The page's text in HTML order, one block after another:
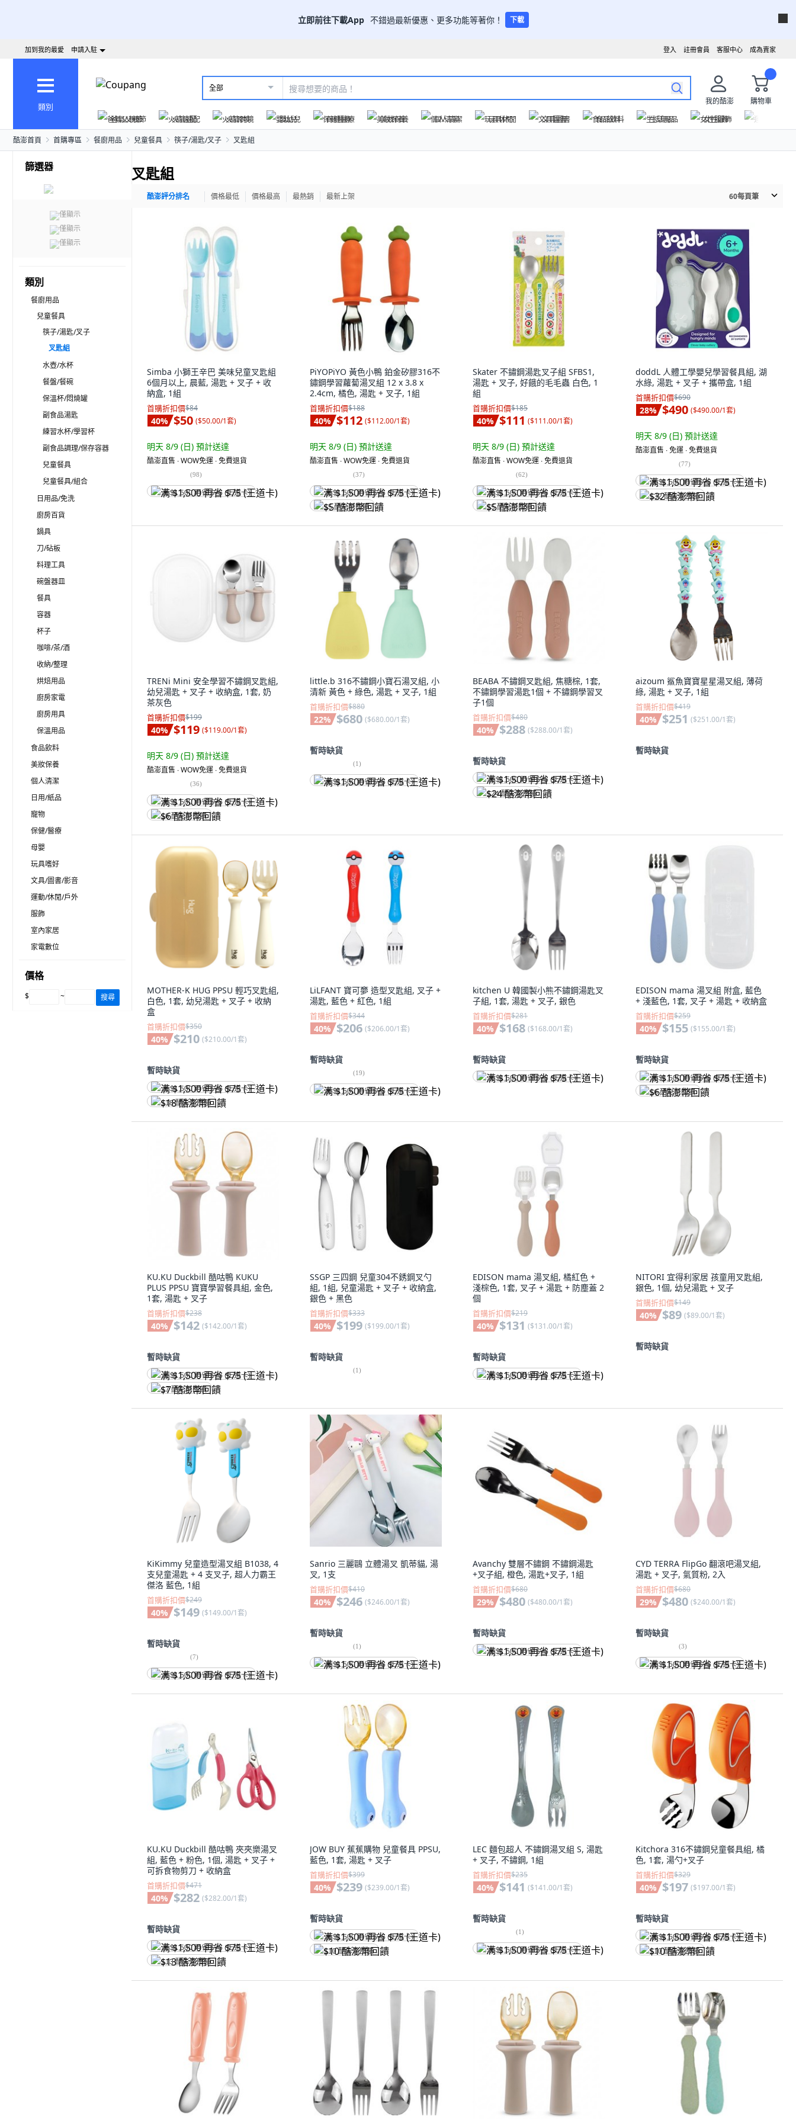
立即前往下載App 不錯過最新優惠、更多功能等著你！ 下載
成為賣家
客服中心
註冊會員
登入
加到我的最愛 申請入駐
類別
全部
我的酷澎
購物車
爸氣父親節
火箭速配 火箭跨境 嬰幼兒 保健醫療 美妝保養 個人清潔 玩具休閒 文具圖書 食品飲料 生活用品 女性服飾
酷澎首頁 首購專區 餐廚用品 兒童餐具 筷子/湯匙/叉子 叉匙組
篩選器
僅顯示
僅顯示
僅顯示
類別
餐廚用品
兒童餐具
筷子/湯匙/叉子
叉匙組
水壺/水杯
餐盤/餐碗
保溫杯/悶燒罐
副食品湯匙
練習水杯/學習杯
副食品調理/保存容器
兒童餐具
兒童餐具/組合
日用品/免洗
廚房百貨
鍋具
刀/砧板
料理工具
碗盤器皿
餐具
容器
杯子
咖啡/茶/酒
收納/整理
烘焙用品
廚房家電
廚房用具
保溫用品
食品飲料
美妝保養
個人清潔
日用/紙品
寵物
保健/醫療
母嬰
玩具嗜好
文具/圖書/影音
運動/休閒/戶外
服飾
室內家居
家電數位
價格
$ ~ 搜尋
叉匙組
酷澎評分排名 價格最低 價格最高 最熱銷 最新上架 60每頁筆
Simba 小獅王辛巴 美味兒童叉匙組
6個月以上, 晨藍, 湯匙 + 叉子 + 收
納盒, 1組
首購折扣價$84
40% $50 ($50.00/1套)
明天 8/9 (日) 預計送達
酷澎直售 ∙ WOW免運 ∙ 免費退貨
(98)
满 $1,500 再省 $75 (王道卡)
PiYOPiYO 黃色小鴨 鉑金矽膠316不
鏽鋼學習蘿蔔湯叉組 12 x 3.8 x
2.4cm, 橘色, 湯匙 + 叉子, 1組
首購折扣價$188
40% $112 ($112.00/1套)
明天 8/9 (日) 預計送達
酷澎直售 ∙ WOW免運 ∙ 免費退貨
(37)
满 $1,500 再省 $75 (王道卡)
$5 酷澎幣回饋
Skater 不鏽鋼湯匙叉子組 SFBS1,
湯匙 + 叉子, 好餓的毛毛蟲 白色, 1
組
首購折扣價$185
40% $111 ($111.00/1套)
明天 8/9 (日) 預計送達
酷澎直售 ∙ WOW免運 ∙ 免費退貨
(62)
满 $1,500 再省 $75 (王道卡)
$5 酷澎幣回饋
doddL 人體工學嬰兒學習餐具組, 湖
水綠, 湯匙 + 叉子 + 攜帶盒, 1組
首購折扣價$690
28% $490 ($490.00/1套)
明天 8/9 (日) 預計送達
酷澎直售 ∙ 免運 ∙ 免費退貨
(77)
满 $1,500 再省 $75 (王道卡)
$32 酷澎幣回饋
TRENi Mini 安全學習不鏽鋼叉匙組,
幼兒湯匙 + 叉子 + 收納盒, 1套, 奶
茶灰色
首購折扣價$199
40% $119 ($119.00/1套)
明天 8/9 (日) 預計送達
酷澎直售 ∙ WOW免運 ∙ 免費退貨
(36)
满 $1,500 再省 $75 (王道卡)
$6 酷澎幣回饋
little.b 316不鏽鋼小寶石湯叉組, 小
清新 黃色 + 綠色, 湯匙 + 叉子, 1組
首購折扣價$880
22% $680 ($680.00/1套)
暫時缺貨
(1)
满 $1,500 再省 $75 (王道卡)
BEABA 不鏽鋼叉匙組, 焦糖棕, 1套,
不鏽鋼學習湯匙1個 + 不鏽鋼學習叉
子1個
首購折扣價$480
40% $288 ($288.00/1套)
暫時缺貨
满 $1,500 再省 $75 (王道卡)
$24 酷澎幣回饋
aizoum 鯊魚寶寶星星湯叉組, 薄荷
綠, 湯匙 + 叉子, 1組
首購折扣價$419
40% $251 ($251.00/1套)
暫時缺貨
MOTHER-K HUG PPSU 輕巧叉匙組,
白色, 1套, 幼兒湯匙 + 叉子 + 收納
盒
首購折扣價$350
40% $210 ($210.00/1套)
暫時缺貨
满 $1,500 再省 $75 (王道卡)
$18 酷澎幣回饋
LiLFANT 寶可夣 造型叉匙組, 叉子 +
湯匙, 藍色 + 紅色, 1組
首購折扣價$344
40% $206 ($206.00/1套)
暫時缺貨
(19)
满 $1,500 再省 $75 (王道卡)
kitchen U 韓國製小熊不鏽鋼湯匙叉
子組, 1套, 湯匙 + 叉子, 銀色
首購折扣價$281
40% $168 ($168.00/1套)
暫時缺貨
满 $1,500 再省 $75 (王道卡)
EDISON mama 湯叉組 附盒, 藍色
+ 淺藍色, 1套, 叉子 + 湯匙 + 收納盒
首購折扣價$259
40% $155 ($155.00/1套)
暫時缺貨
满 $1,500 再省 $75 (王道卡)
$6 酷澎幣回饋
KU.KU Duckbill 酷咕鴨 KUKU
PLUS PPSU 寶寶學習餐具組, 金色,
1套, 湯匙 + 叉子
首購折扣價$238
40% $142 ($142.00/1套)
暫時缺貨
满 $1,500 再省 $75 (王道卡)
$7 酷澎幣回饋
SSGP 三四鋼 兒童304不銹鋼叉勺
組, 1組, 兒童湯匙 + 叉子 + 收納盒,
銀色 + 黑色
首購折扣價$333
40% $199 ($199.00/1套)
暫時缺貨
(1)
EDISON mama 湯叉組, 橘紅色 +
淺棕色, 1套, 叉子 + 湯匙 + 防塵蓋 2
個
首購折扣價$219
40% $131 ($131.00/1套)
暫時缺貨
满 $1,500 再省 $75 (王道卡)
NITORI 宜得利家居 孩童用叉匙組,
銀色, 1個, 幼兒湯匙 + 叉子
首購折扣價$149
40% $89 ($89.00/1套)
暫時缺貨
KiKimmy 兒童造型湯叉組 B1038, 4
支兒童湯匙 + 4 支叉子, 超人力霸王
傑洛 藍色, 1組
首購折扣價$249
40% $149 ($149.00/1套)
暫時缺貨
(7)
满 $1,500 再省 $75 (王道卡)
Sanrio 三麗鷗 立體湯叉 凱蒂貓, 湯
叉, 1支
首購折扣價$410
40% $246 ($246.00/1套)
暫時缺貨
(1)
满 $1,500 再省 $75 (王道卡)
Avanchy 雙層不鏽鋼 不鏽鋼湯匙
+叉子組, 橙色, 湯匙+叉子, 1組
首購折扣價$680
29% $480 ($480.00/1套)
暫時缺貨
满 $1,500 再省 $75 (王道卡)
CYD TERRA FlipGo 翻滾吧湯叉組,
湯匙 + 叉子, 氣質粉, 2入
首購折扣價$680
29% $480 ($240.00/1套)
暫時缺貨
(3)
满 $1,500 再省 $75 (王道卡)
KU.KU Duckbill 酷咕鴨 夾夾樂湯叉
組, 藍色 + 粉色, 1個, 湯匙 + 叉子 +
可拆食物剪刀 + 收納盒
首購折扣價$471
40% $282 ($282.00/1套)
暫時缺貨
满 $1,500 再省 $75 (王道卡)
$13 酷澎幣回饋
JOW BUY 蕉蕉購物 兒童餐具 PPSU,
藍色, 1套, 湯匙 + 叉子
首購折扣價$399
40% $239 ($239.00/1套)
暫時缺貨
满 $1,500 再省 $75 (王道卡)
$10 酷澎幣回饋
LEC 麵包超人 不鏽鋼湯叉組 S, 湯匙
+ 叉子, 不鏽鋼, 1組
首購折扣價$235
40% $141 ($141.00/1套)
暫時缺貨
(1)
满 $1,500 再省 $75 (王道卡)
Kitchora 316不鏽鋼兒童餐具組, 橘
色, 1套, 湯勺+叉子
首購折扣價$329
40% $197 ($197.00/1套)
暫時缺貨
满 $1,500 再省 $75 (王道卡)
$10 酷澎幣回饋